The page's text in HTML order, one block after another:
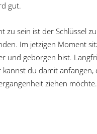
gut.
zu sein ist der Schlüssel
Im jetzigen Moment
und geborgen bist.
du damit
ziehen